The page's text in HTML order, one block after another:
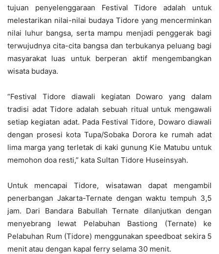
tujuan penyelenggaraan Festival Tidore adalah untuk
melestarikan nilai-nilai budaya Tidore yang mencerminkan
nilai luhur bangsa, serta mampu menjadi penggerak bagi
terwujudnya cita-cita bangsa dan terbukanya peluang bagi
masyarakat luas untuk berperan aktif mengembangkan
wisata budaya.
“Festival Tidore diawali kegiatan Dowaro yang dalam
tradisi adat Tidore adalah sebuah ritual untuk mengawali
setiap kegiatan adat. Pada Festival Tidore, Dowaro diawali
dengan prosesi kota Tupa/Sobaka Dorora ke rumah adat
lima marga yang terletak di kaki gunung Kie Matubu untuk
memohon doa resti,” kata Sultan Tidore Huseinsyah.
Untuk mencapai Tidore, wisatawan dapat mengambil
penerbangan Jakarta-Ternate dengan waktu tempuh 3,5
jam. Dari Bandara Babullah Ternate dilanjutkan dengan
menyebrang lewat Pelabuhan Bastiong (Ternate) ke
Pelabuhan Rum (Tidore) menggunakan speedboat sekira 5
menit atau dengan kapal ferry selama 30 menit.